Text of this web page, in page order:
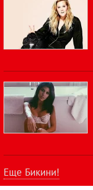
Еще Бикини!